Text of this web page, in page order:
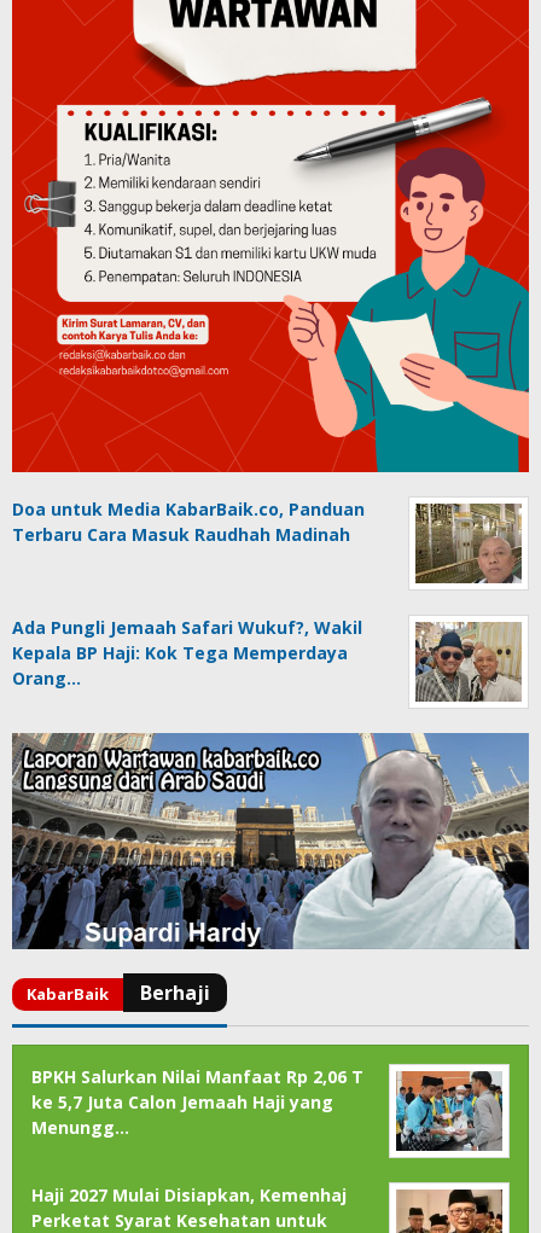
Doa untuk Media KabarBaik.co, Panduan
Terbaru Cara Masuk Raudhah Madinah
Ada Pungli Jemaah Safari Wukuf?, Wakil
Kepala BP Haji: Kok Tega Memperdaya
Orang…
BPKH Salurkan Nilai Manfaat Rp 2,06 T
ke 5,7 Juta Calon Jemaah Haji yang
Menungg…
Haji 2027 Mulai Disiapkan, Kemenhaj
Perketat Syarat Kesehatan untuk